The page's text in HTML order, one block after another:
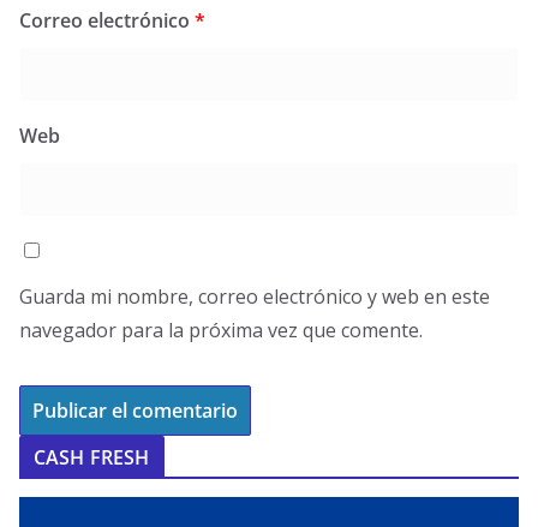
Correo electrónico *
Web
Guarda mi nombre, correo electrónico y web en este
navegador para la próxima vez que comente.
CASH FRESH